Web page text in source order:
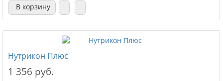
В корзину
Нутрикон Плюс
1 356 руб.